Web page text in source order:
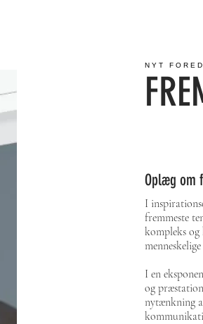
NYT
Oplæg om
I
fremmeste
kompleks
I en
og
nytænkning